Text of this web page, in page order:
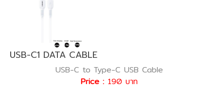
USB-C1 DATA CABLE
USB-C to Type-C USB Cable
Price : 190 บาท